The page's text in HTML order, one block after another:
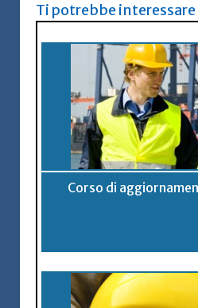
Ti potrebbe interessare
Corso di